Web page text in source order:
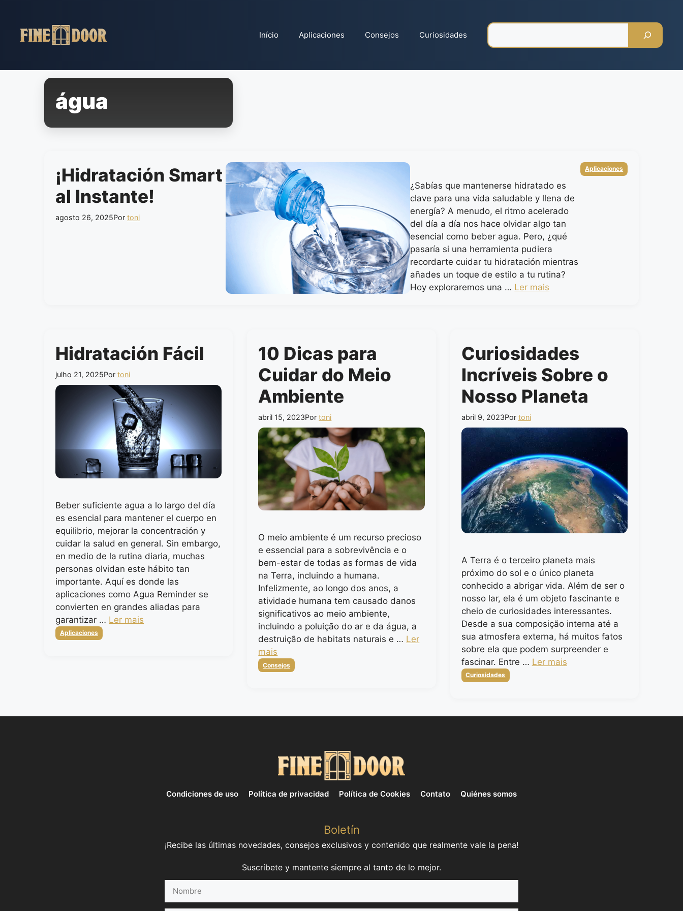
conteúdo
Início Aplicaciones Consejos Curiosidades
água
¡Hidratación Smart
al Instante!
agosto 26, 2025Por toni
¿Sabías que mantenerse hidratado es
clave para una vida saludable y llena de
energía? A menudo, el ritmo acelerado
del día a día nos hace olvidar algo tan
esencial como beber agua. Pero, ¿qué
pasaría si una herramienta pudiera
recordarte cuidar tu hidratación mientras
añades un toque de estilo a tu rutina?
Hoy exploraremos una … Ler mais
Categorias
Aplicaciones
Hidratación Fácil
julho 21, 2025Por toni
Beber suficiente agua a lo largo del día
es esencial para mantener el cuerpo en
equilibrio, mejorar la concentración y
cuidar la salud en general. Sin embargo,
en medio de la rutina diaria, muchas
personas olvidan este hábito tan
importante. Aquí es donde las
aplicaciones como Agua Reminder se
convierten en grandes aliadas para
garantizar … Ler mais
Categorias
Aplicaciones
10 Dicas para
Cuidar do Meio
Ambiente
abril 15, 2023Portoni
O meio ambiente é um recurso precioso
e essencial para a sobrevivência e o
bem-estar de todas as formas de vida
na Terra, incluindo a humana.
Infelizmente, ao longo dos anos, a
atividade humana tem causado danos
significativos ao meio ambiente,
incluindo a poluição do ar e da água, a
destruição de habitats naturais e … Ler
mais
Categorias
Consejos
Curiosidades
Incríveis Sobre o
Nosso Planeta
abril 9, 2023Por toni
A Terra é o terceiro planeta mais
próximo do sol e o único planeta
conhecido a abrigar vida. Além de ser o
nosso lar, ela é um objeto fascinante e
cheio de curiosidades interessantes.
Desde a sua composição interna até a
sua atmosfera externa, há muitos fatos
sobre ela que podem surpreender e
fascinar. Entre … Ler mais
Categorias
Curiosidades
Condiciones de uso Política de privacidad Política de Cookies Contato Quiénes somos
Boletín
¡Recibe las últimas novedades, consejos exclusivos y contenido que realmente vale la pena!
Suscríbete y mantente siempre al tanto de lo mejor.